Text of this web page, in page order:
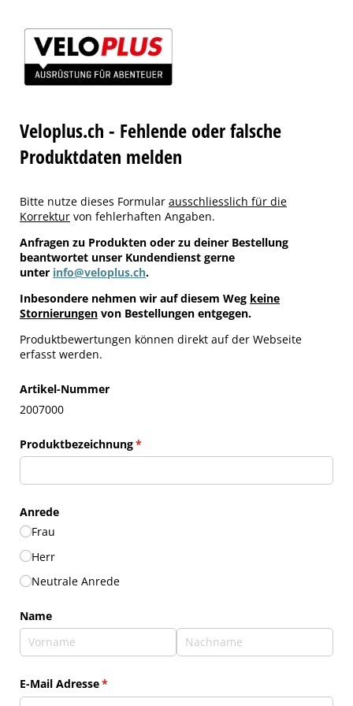
Veloplus.ch - Fehlende oder falsche
Produktdaten melden
Bitte nutze dieses Formular ausschliesslich für die
Korrektur von fehlerhaften Angaben.
Anfragen zu Produkten oder zu deiner Bestellung
beantwortet unser Kundendienst gerne
unter info@veloplus.ch.
Inbesondere nehmen wir auf diesem Weg keine
Stornierungen von Bestellungen entgegen.
Produktbewertungen können direkt auf der Webseite
erfasst werden.
Artikel-Nummer
2007000
Produktbezeichnung*
(erforderlich)
Anrede
Frau
Herr
Neutrale Anrede
Name
E-Mail Adresse*
(erforderlich)